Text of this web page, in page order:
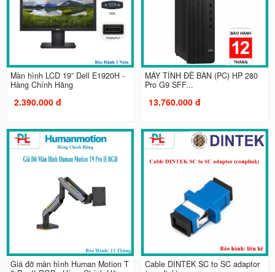
Màn hình LCD 19” Dell E1920H -
Hàng Chính Hãng
2.390.000 đ
MÁY TÍNH ĐỂ BÀN (PC) HP 280
Pro G9 SFF...
13.760.000 đ
Giá đỡ màn hình Human Motion T
Cable DINTEK SC to SC adaptor